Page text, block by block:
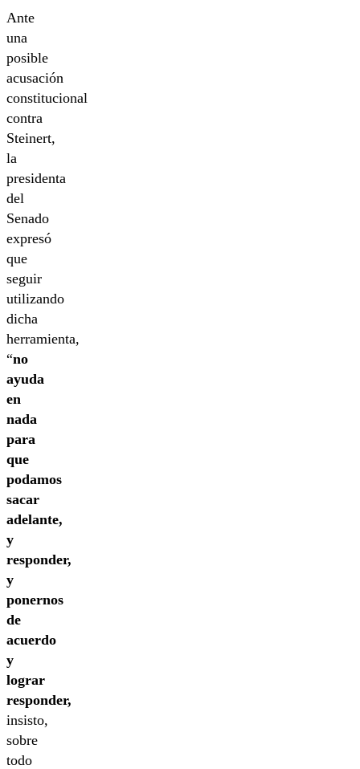
Ante
una
posible
acusación
constitucional
contra
Steinert,
la
presidenta
del
Senado
expresó
que
seguir
utilizando
dicha
herramienta,
“no
ayuda
en
nada
para
que
podamos
sacar
adelante,
y
responder,
y
ponernos
de
acuerdo
y
lograr
responder,
insisto,
sobre
todo